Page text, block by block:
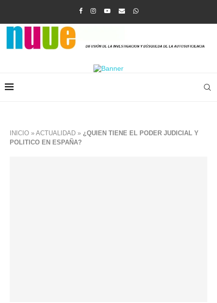
INICIO » ACTUALIDAD » ¿QUIEN TIENE EL PODER JUDICIAL Y
POLITICO EN ESPAÑA?